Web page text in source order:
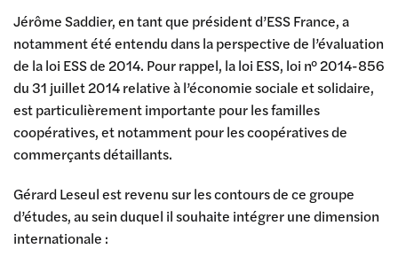
Jérôme Saddier, en tant que président d’ESS France, a
notamment été entendu dans la perspective de l’évaluation
de la loi ESS de 2014. Pour rappel, la loi ESS, loi n° 2014-856
du 31 juillet 2014 relative à l’économie sociale et solidaire,
est particulièrement importante pour les familles
coopératives, et notamment pour les coopératives de
commerçants détaillants.
Gérard Leseul est revenu sur les contours de ce groupe
d’études, au sein duquel il souhaite intégrer une dimension
internationale :